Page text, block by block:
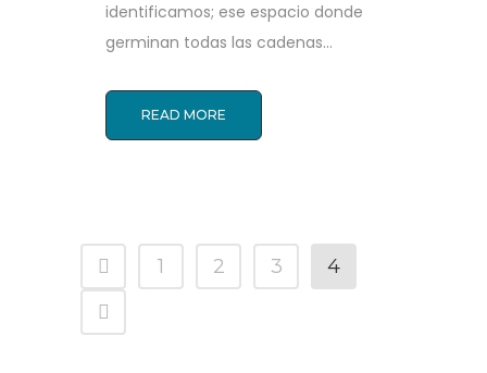
identificamos; ese espacio donde
germinan todas las cadenas...
READ MORE
1 2 3 4